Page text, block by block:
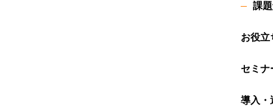
課
お役立
セミナ
導入・